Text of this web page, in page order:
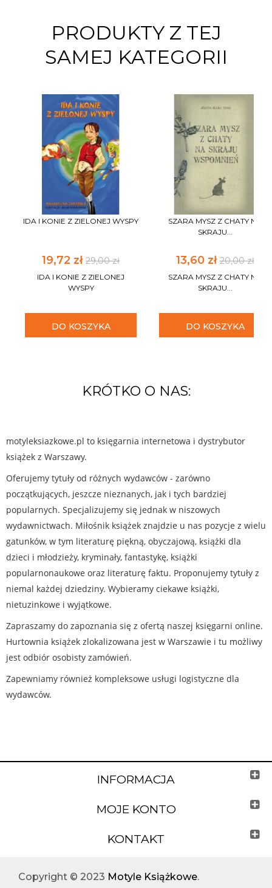
PRODUKTY Z TEJ
SAMEJ KATEGORII
IDA I KONIE Z ZIELONEJ WYSPY
19,72 zł 29,00 zł
IDA I KONIE Z ZIELONEJ
WYSPY
DO KOSZYKA
SZARA MYSZ Z CHATY NA
SKRAJU...
13,60 zł20,00 zł
SZARA MYSZ Z CHATY NA
SKRAJU...
DO KOSZYKA
KRÓTKO O NAS:
motyleksiazkowe.pl to księgarnia internetowa i dystrybutor
książek z Warszawy.
Oferujemy tytuły od różnych wydawców - zarówno
początkujących, jeszcze nieznanych, jak i tych bardziej
popularnych. Specjalizujemy się jednak w niszowych
wydawnictwach. Miłośnik książek znajdzie u nas pozycje z wielu
gatunków, w tym literaturę piękną, obyczajową, książki dla
dzieci i młodzieży, kryminały, fantastykę, książki
popularnonaukowe oraz literaturę faktu. Proponujemy tytuły z
niemal każdej dziedziny. Wybieramy ciekawe książki,
nietuzinkowe i wyjątkowe.
Zapraszamy do zapoznania się z ofertą naszej księgarni online.
Hurtownia książek zlokalizowana jest w Warszawie i tu możliwy
jest odbiór osobisty zamówień.
Zapewniamy również kompleksowe usługi logistyczne dla
wydawców.
INFORMACJA
MOJE KONTO
KONTAKT
Copyright © 2023 Motyle Książkowe.